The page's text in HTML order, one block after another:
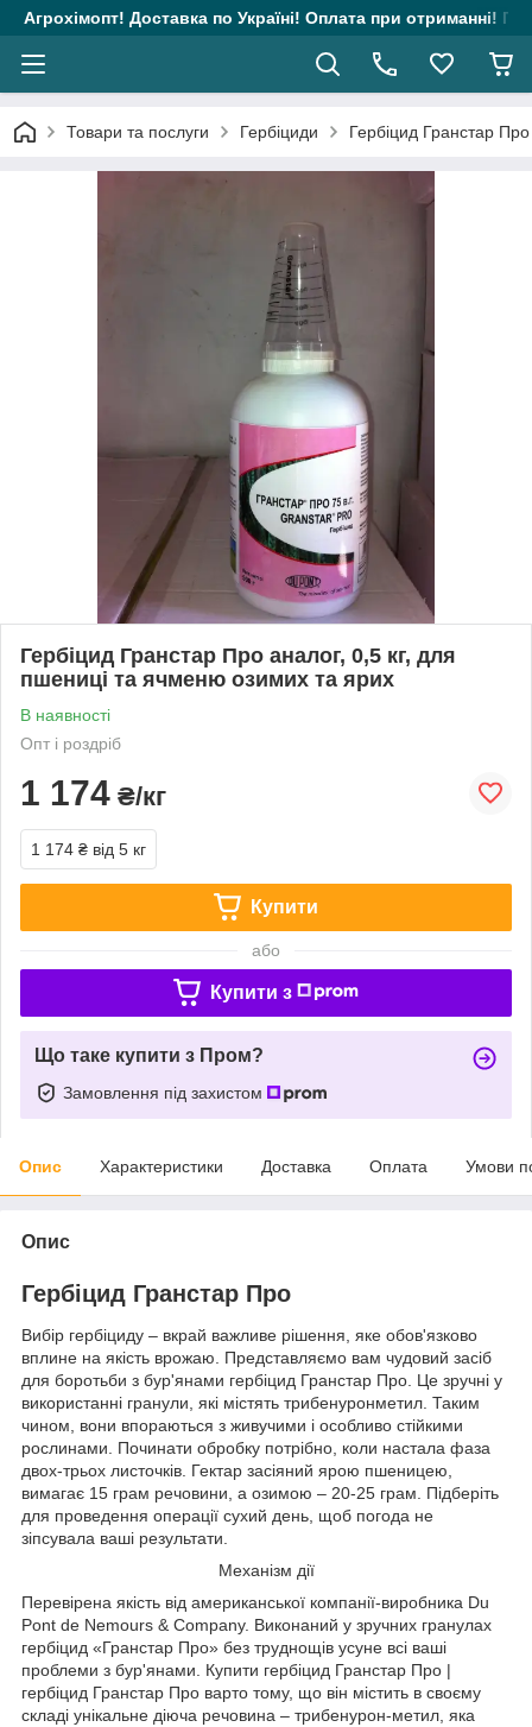
Агрохімопт! Доставка по Україні! Оплата при отриманні!
Товари та послуги Гербіциди Гербіцид Гранстар
Гербіцид Гранстар Про аналог, 0,5 кг, для
пшениці та ячменю озимих та ярих
В наявності
Опт і роздріб
1 174 ₴/кг
1 174 ₴ від 5 кг
Купити
або
Купити з
Що таке купити з Пром?
Замовлення під захистом
Опис Характеристики Доставка Оплата Умови
Опис
Гербіцид Гранстар Про
Вибір гербіциду – вкрай важливе рішення, яке обов'язково
вплине на якість врожаю. Представляємо вам чудовий засіб
для боротьби з бур'янами гербіцид Гранстар Про. Це зручні у
використанні гранули, які містять трибенуронметил. Таким
чином, вони впораються з живучими і особливо стійкими
рослинами. Починати обробку потрібно, коли настала фаза
двох-трьох листочків. Гектар засіяний ярою пшеницею,
вимагає 15 грам речовини, а озимою – 20-25 грам. Підберіть
для проведення операції сухий день, щоб погода не
зіпсувала ваші результати.
Механізм дії
Перевірена якість від американської компанії-виробника Du
Pont de Nemours & Company. Виконаний у зручних гранулах
гербіцид «Гранстар Про» без труднощів усуне всі ваші
проблеми з бур'янами. Купити гербіцид Гранстар Про |
гербіцид Гранстар Про варто тому, що він містить в своєму
складі унікальне діюча речовина – трибенурон-метил, яка